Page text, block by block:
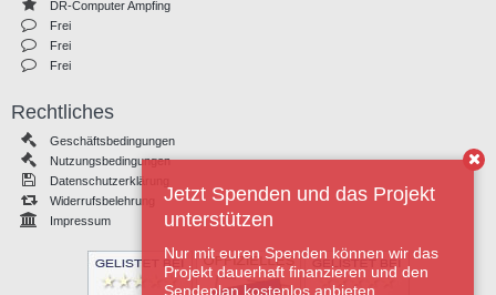
DR-Computer Ampfing
Frei
Frei
Frei
Rechtliches
Geschäftsbedingungen
Nutzungsbedingungen
Datenschutzerklärung
Widerrufsbelehrung
Impressum
Jetzt Spenden und das Projekt
unterstützen
Nur mit euren Spenden können wir das
Projekt dauerhaft finanzieren und den
Sendeplan kostenlos anbieten.